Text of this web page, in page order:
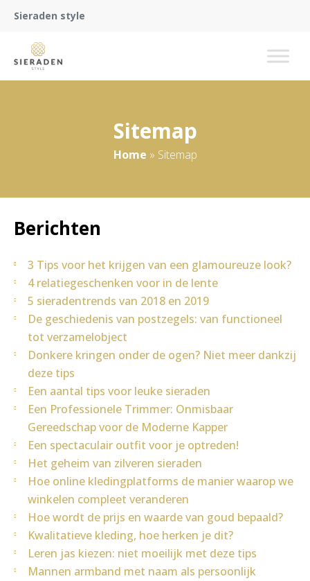
Sieraden style
Sitemap
Home » Sitemap
Berichten
3 Tips voor het krijgen van een glamoureuze look?
4 relatiegeschenken voor in de lente
5 sieradentrends van 2018 en 2019
De geschiedenis van postzegels: van functioneel
tot verzamelobject
Donkere kringen onder de ogen? Niet meer dankzij
deze tips
Een aantal tips voor leuke sieraden
Een Professionele Trimmer: Onmisbaar
Gereedschap voor de Moderne Kapper
Een spectaculair outfit voor je optreden!
Het geheim van zilveren sieraden
Hoe online kledingplatforms de manier waarop we
winkelen compleet veranderen
Hoe wordt de prijs en waarde van goud bepaald?
Kwalitatieve kleding, hoe herken je dit?
Leren jas kiezen: niet moeilijk met deze tips
Mannen armband met naam als persoonlijk